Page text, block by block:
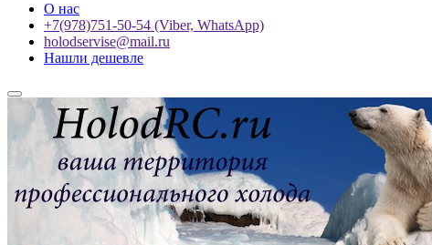
О нас
+7(978)751-50-54 (Viber, WhatsApp)
holodservise@mail.ru
Нашли дешевле